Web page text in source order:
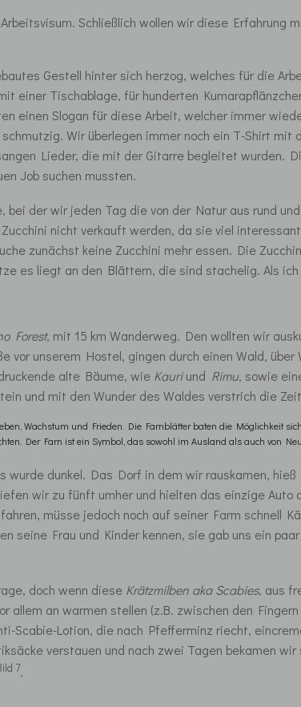
Schließlich wollen wir diese Erfahrung
Gestell hinter sich herzog, welches für die
einer Tischablage, für hunderten
einen Slogan für diese Arbeit, welcher immer
Wir überlegen immer noch ein T-Shirt mit
Lieder, die mit der Gitarre begleitet wurden.
Job suchen mussten.
der wir jeden Tag die von der Natur aus rund
nicht verkauft werden, da sie viel
zunächst keine Zucchini mehr essen. Die
es liegt an den Blättern, die sind stachelig. Als
Forest, mit 15 km Wanderweg. Den wollten wir
vor unserem Hostel, gingen durch einen Wald,
alte Bäume, wie Kauriund Rimu, sowie
und mit den Wunder des Waldes verstrich die
Wachstum und Frieden. Die Farnblätter baten die Möglichkeit
Der Farn ist ein Symbol, das sowohl im Ausland als auch von
wurde dunkel. Das Dorf in dem wir rauskamen,
wir zu fünft umher und hielten das einzige Auto
müsse jedoch noch auf seiner Farm schnell
seine Frau und Kinder kennen, sie gab uns ein
doch wenn diese Krätzmilben aka Scabies, aus
an warmen stellen (z.B. zwischen den
Scabie-Lotion, die nach Pfefferminz riecht,
verstauen und nach zwei Tagen bekamen
7.